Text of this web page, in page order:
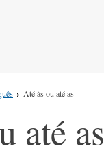
Até às ou até as
até as